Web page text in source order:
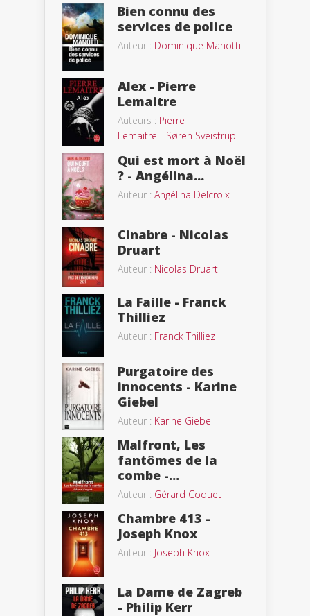
Bien connu des
services de police
Auteur : Dominique Manotti
Alex - Pierre
Lemaitre
Auteurs : Pierre
Lemaitre - Søren Sveistrup
Qui est mort à Noël
? - Angélina...
Auteur : Angélina Delcroix
Cinabre - Nicolas
Druart
Auteur : Nicolas Druart
La Faille - Franck
Thilliez
Auteur : Franck Thilliez
Purgatoire des
innocents - Karine
Giebel
Auteur : Karine Giebel
Malfront, Les
fantômes de la
combe -...
Auteur : Gérard Coquet
Chambre 413 -
Joseph Knox
Auteur : Joseph Knox
La Dame de Zagreb
- Philip Kerr